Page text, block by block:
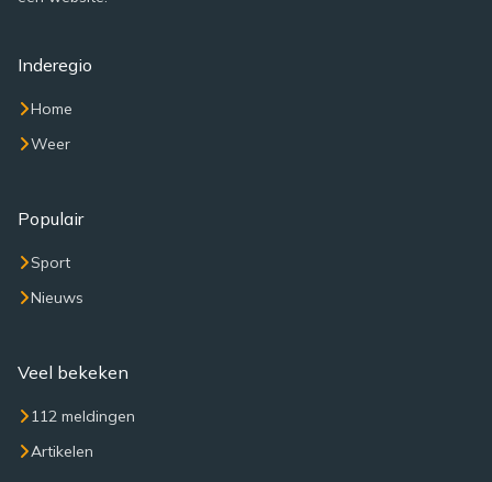
Inderegio
Home
Weer
Populair
Sport
Nieuws
Veel bekeken
112 meldingen
Artikelen